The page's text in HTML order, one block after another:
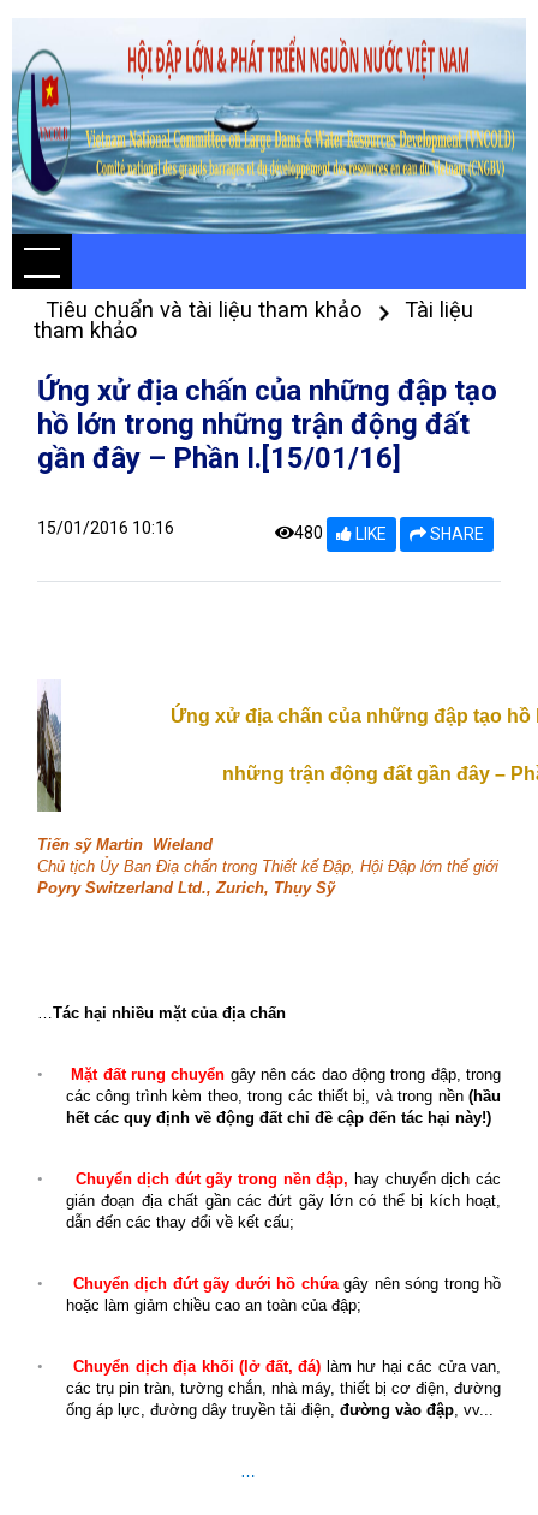
Tiêu chuẩn và tài liệu tham khảo
Tài liệu
tham khảo
Ứng xử địa chấn của những đập tạo
hồ lớn trong những trận động đất
gần đây – Phần I.[15/01/16]
15/01/2016 10:16 480 LIKE SHARE
Ứng xử địa chấn của những đập tạo hồ
những trận động đất gần đây –
Tiến sỹ Martin Wieland
Chủ tịch Ủy Ban Điạ chấn trong Thiết kế Đập, Hội Đập lớn thế giới
Poyry Switzerland Ltd., Zurich, Thụy Sỹ
Tác hại nhiều mặt của địa chấn
• Mặt đất rung chuyển gây nên các dao động trong đập, trong
các công trình kèm theo, trong các thiết bị, và trong nền (hầu
hết các quy định về động đất chỉ đề cập đến tác hại này!)
• Chuyển dịch đứt gãy trong nền đập,hay chuyển dịch các
gián đoạn địa chất gần các đứt gãy lớn có thể bị kích hoạt,
dẫn đến các thay đổi về kết cấu;
• Chuyển dịch đứt gãy dưới hồ chứagây nên sóng trong hồ
hoặc làm giảm chiều cao an toàn của đập;
• Chuyển dịch địa khối (lở đất, đá) làm hư hại các cửa van,
các trụ pin tràn, tường chắn, nhà máy, thiết bị cơ điện, đường
ống áp lực, đường dây truyền tải điện, đường vào đập , vv...